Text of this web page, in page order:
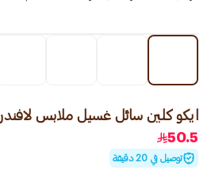
ايكو كلين سائل غسيل ملابس لافندر 3لتر
50.5
توصيل في 20 دقيقة